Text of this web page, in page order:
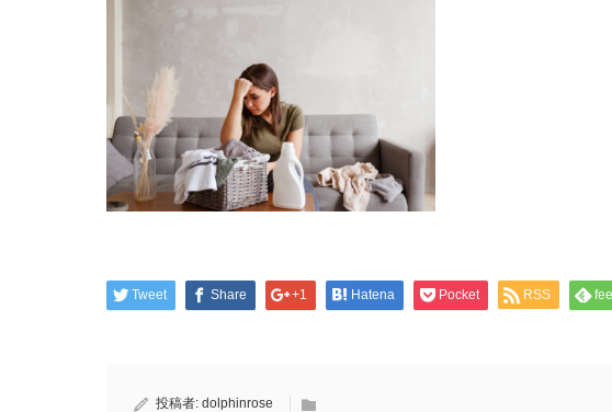
Tweet Share +1 Hatena Pocket RSS
投稿者: dolphinrose